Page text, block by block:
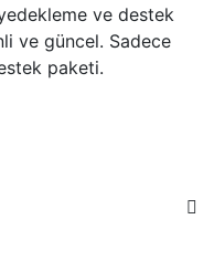
ve destek
ve güncel. Sadece
paketi.